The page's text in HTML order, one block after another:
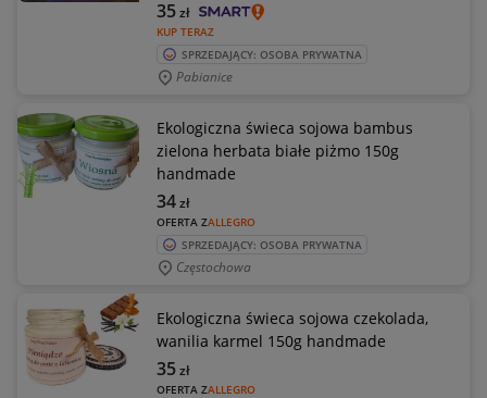
KUP TERAZ
35zł
SPRZEDAJĄCY: OSOBA PRYWATNA
Pabianice
Ekologiczna świeca sojowa bambus
zielona herbata białe piżmo 150g
handmade
OFERTA ZALLEGRO
34zł
SPRZEDAJĄCY: OSOBA PRYWATNA
Częstochowa
Ekologiczna świeca sojowa czekolada,
wanilia karmel 150g handmade
OFERTA ZALLEGRO
35zł